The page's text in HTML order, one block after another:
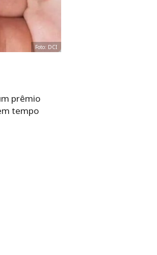
Foto: DCI
prêmio
tempo